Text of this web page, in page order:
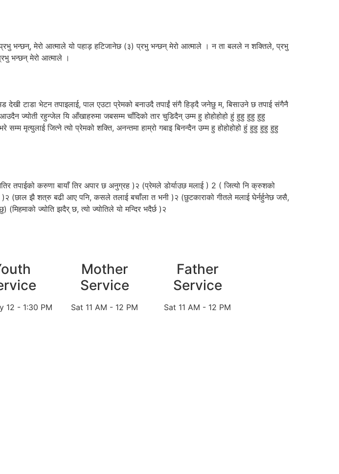
मेरो आत्माले यो पहाड़ हटिजानेछ (३) प्रभु भन्छन्‌ मेरो आत्माले । न ता बलले न शक्तिले, प्रभु
भन्छन्‌ मेरो आत्माले ।
टाडा भेटन तपाइलाई, पाल एउटा प्रेमको बनाउदै तपाईं संगै हिड्दै जनेछु म, बिसाउने छ तपाई संगैनै
ज्योती रहुन्जेल यि आँखाहरुमा जबसम्म चाँदिको तार चुडिदैन् उम्म हु होहोहोहो हुं हुहु हुहु हुहु
मृत्युलाई जित्ने त्यो प्रेमको शक्ति, अनन्तमा हाम्रो गबाइ बिनन्दैन उम्म हु होहोहोहो हुं हुहु हुहु हुहु
करुणा बायाँ तिर अपार छ अनुग्रह )२ (प्रेमले डोर्याउछ मलाई ) 2 ( जित्यो नि क्रुशको
)२ (छाल झै शत्रु बढी आए पनि, कसले तलाई बचाँला त भनी )२ (छुटकाराको गीतले मलाई घेर्नर्हुनेछ जसै,
ज्योति झदैर् छ, त्यो ज्योतिले यो मन्दिर भदैर्छ )२
12 - 1:30 PM
Mother
Service
Sat 11 AM - 12 PM
Father
Service
Sat 11 AM - 12 PM